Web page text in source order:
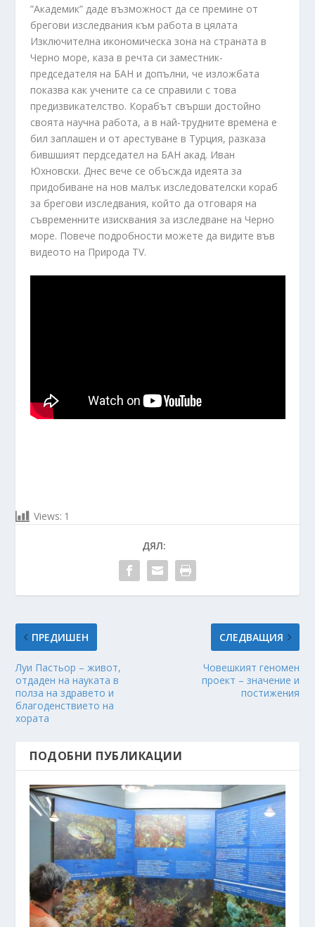
”Академик” даде възможност да се премине от
брегови изследвания към работа в цялата
Изключителна икономическа зона на страната в
Черно море, каза в речта си заместник-
председателя на БАН и допълни, че изложбата
показва как учените са се справили с това
предизвикателство. Корабът свърши достойно
своята научна работа, а в най-трудните времена е
бил заплашен и от арестуване в Турция, разказа
бившшият пердседател на БАН акад. Иван
Юхновски. Днес вече се объсжда идеята за
придобиване на нов малък изследователски кораб
за брегови изследвания, който да отговаря на
съвременните изисквания за изследване на Черно
море. Повече подробности можете да видите във
видеото на Природа TV.
Views: 1
ДЯЛ:
ПРЕДИШЕН
Луи Пастьор – живот,
отдаден на науката в
полза на здравето и
благоденствието на
хората
СЛЕДВАЩИЯ
Човешкият геномен
проект – значение и
постижения
ПОДОБНИ ПУБЛИКАЦИИ